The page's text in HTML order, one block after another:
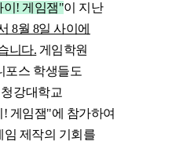
이! 게임잼"이 지난
8월 8일 사이에
니다. 게임학원
포스 학생들도
강대학교
! 게임잼"에 참가하여
임 제작의 기회를